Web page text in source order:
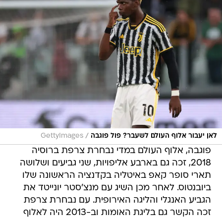
לאן יעבור אלוף העולם לשעבר? פול פוגבה /
GettyImages
פוגבה, אלוף העולם במדי נבחרת צרפת ברוסיה
2018, זכה גם בארבע אליפויות, שני גביעים ושלושה
תארי סופר קאפ באיטליה בקדנציה הראשונה שלו
ביובנטוס. לאחר מכן השיג עם מנצ'סטר יונייטד את
הגביע האנגלי והליגה האירופית. עם נבחרת צרפת
זכה הקשר גם בליגת האומות וב-2013 היה לאלוף